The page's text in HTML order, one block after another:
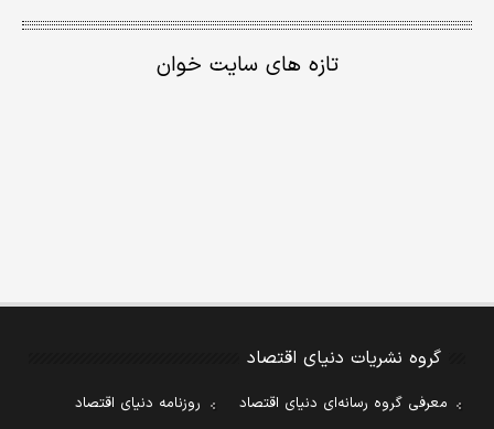
تازه های سایت خوان
گروه نشریات دنیای اقتصاد
معرفی گروه رسانه‌ای دنیای اقتصاد
روزنامه دنیای اقتصاد